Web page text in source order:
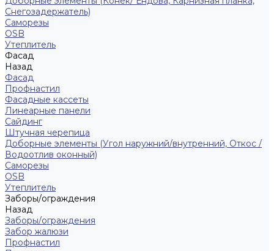
Снегозадержатель)
Саморезы
ОSB
Утеплитель
Фасад
Назад
Фасад
Профнастил
Фасадные кассеты
Линеарные панели
Сайдинг
Штучная черепица
Доборные элементы (Угол наружний/внутренний, Откос /
Водоотлив оконный)
Саморезы
OSB
Утеплитель
Заборы/ограждения
Назад
Заборы/ограждения
Забор жалюзи
Профнастил